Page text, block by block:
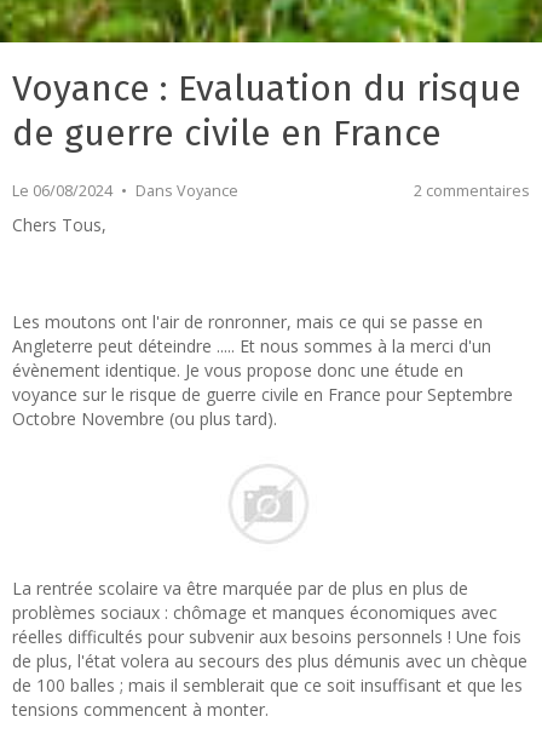
Voyance : Evaluation du risque
de guerre civile en France
Le 06/08/2024 Dans Voyance 2 commentaires
Chers Tous,
Les moutons ont l'air de ronronner, mais ce qui se passe en
Angleterre peut déteindre ..... Et nous sommes à la merci d'un
évènement identique. Je vous propose donc une étude en
voyance sur le risque de guerre civile en France pour Septembre
Octobre Novembre (ou plus tard).
La rentrée scolaire va être marquée par de plus en plus de
problèmes sociaux : chômage et manques économiques avec
réelles difficultés pour subvenir aux besoins personnels ! Une fois
de plus, l'état volera au secours des plus démunis avec un chèque
de 100 balles ; mais il semblerait que ce soit insuffisant et que les
tensions commencent à monter.